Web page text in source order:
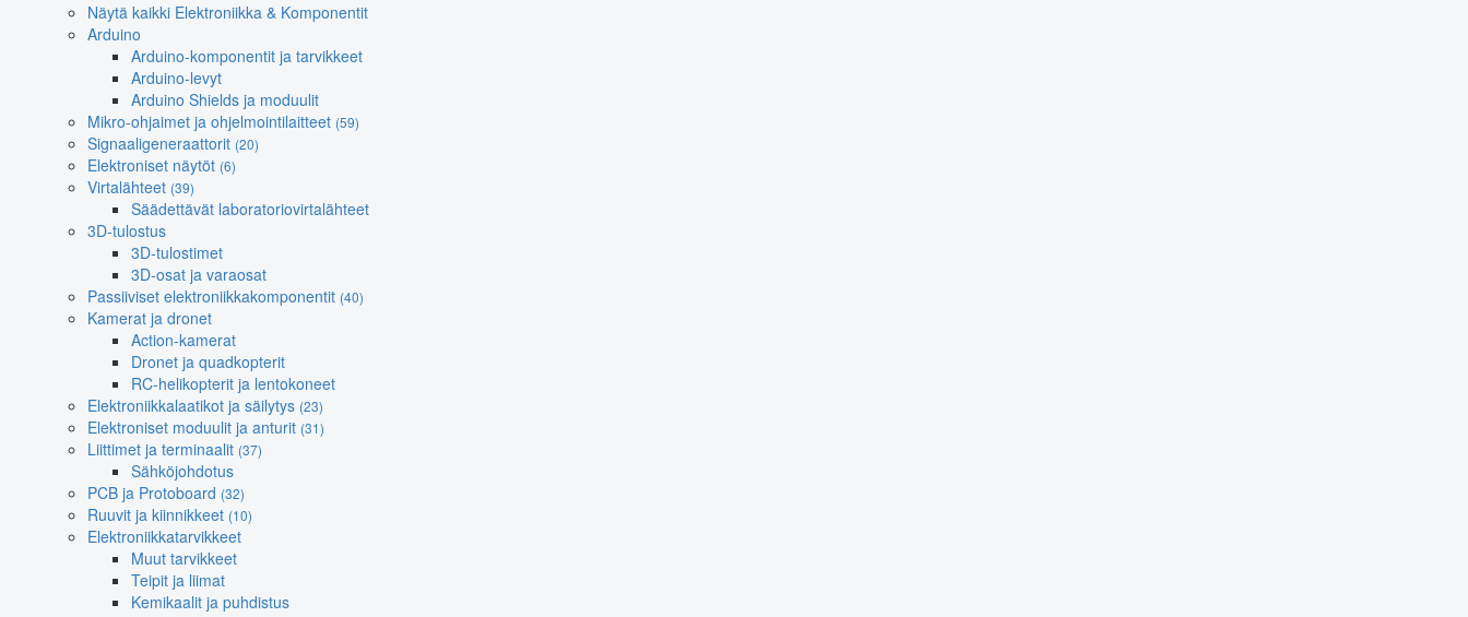
Näytä kaikki Elektroniikka & Komponentit
Arduino
Arduino-komponentit ja tarvikkeet
Arduino-levyt
Arduino Shields ja moduulit
Mikro-ohjaimet ja ohjelmointilaitteet (59)
Signaaligeneraattorit (20)
Elektroniset näytöt (6)
Virtalähteet (39)
Säädettävät laboratoriovirtalähteet
3D-tulostus
3D-tulostimet
3D-osat ja varaosat
Passiiviset elektroniikkakomponentit (40)
Kamerat ja dronet
Action-kamerat
Dronet ja quadkopterit
RC-helikopterit ja lentokoneet
Elektroniikkalaatikot ja säilytys (23)
Elektroniset moduulit ja anturit (31)
Liittimet ja terminaalit (37)
Sähköjohdotus
PCB ja Protoboard (32)
Ruuvit ja kiinnikkeet (10)
Elektroniikkatarvikkeet
Muut tarvikkeet
Teipit ja liimat
Kemikaalit ja puhdistus